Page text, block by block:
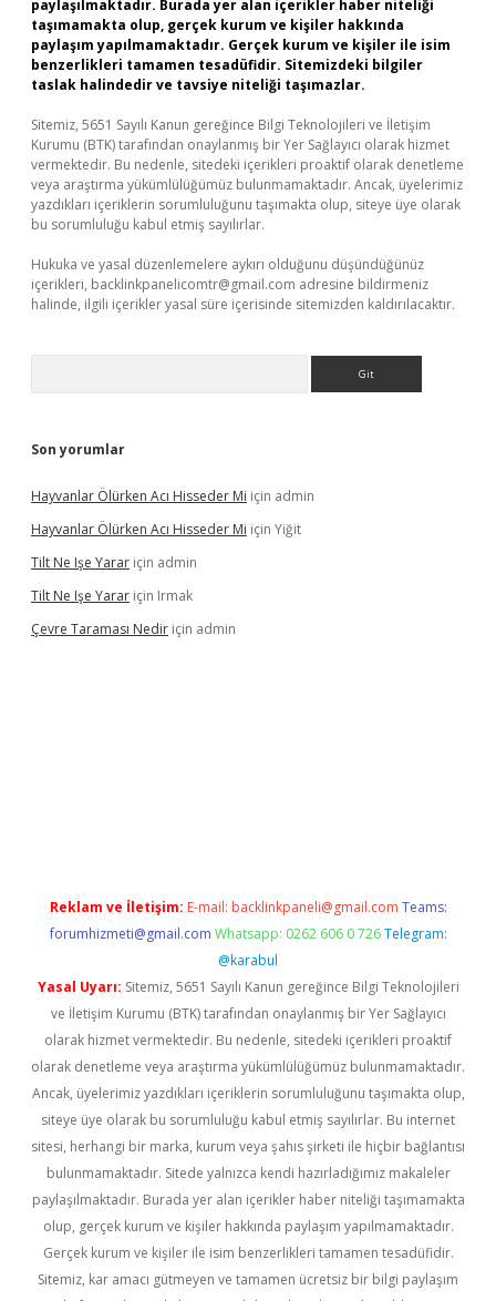
paylaşılmaktadır. Burada yer alan içerikler haber niteliği
taşımamakta olup, gerçek kurum ve kişiler hakkında
paylaşım yapılmamaktadır. Gerçek kurum ve kişiler ile isim
benzerlikleri tamamen tesadüfidir. Sitemizdeki bilgiler
taslak halindedir ve tavsiye niteliği taşımazlar.
Sitemiz, 5651 Sayılı Kanun gereğince Bilgi Teknolojileri ve İletişim
Kurumu (BTK) tarafından onaylanmış bir Yer Sağlayıcı olarak hizmet
vermektedir. Bu nedenle, sitedeki içerikleri proaktif olarak denetleme
veya araştırma yükümlülüğümüz bulunmamaktadır. Ancak, üyelerimiz
yazdıkları içeriklerin sorumluluğunu taşımakta olup, siteye üye olarak
bu sorumluluğu kabul etmiş sayılırlar.
Hukuka ve yasal düzenlemelere aykırı olduğunu düşündüğünüz
içerikleri, backlinkpanelicomtr@gmail.com adresine bildirmeniz
halinde, ilgili içerikler yasal süre içerisinde sitemizden kaldırılacaktır.
Son yorumlar
Hayvanlar Ölürken Acı Hisseder Mi için admin
Hayvanlar Ölürken Acı Hisseder Mi için Yiğit
Tilt Ne Işe Yarar için admin
Tilt Ne Işe Yarar için Irmak
Çevre Taraması Nedir için admin
Reklam ve İletişim: E-mail: backlinkpaneli@gmail.com Teams:
forumhizmeti@gmail.com Whatsapp: 0262 606 0 726 Telegram:
@karabul
Yasal Uyarı: Sitemiz, 5651 Sayılı Kanun gereğince Bilgi Teknolojileri
ve İletişim Kurumu (BTK) tarafından onaylanmış bir Yer Sağlayıcı
olarak hizmet vermektedir. Bu nedenle, sitedeki içerikleri proaktif
olarak denetleme veya araştırma yükümlülüğümüz bulunmamaktadır.
Ancak, üyelerimiz yazdıkları içeriklerin sorumluluğunu taşımakta olup,
siteye üye olarak bu sorumluluğu kabul etmiş sayılırlar. Bu internet
sitesi, herhangi bir marka, kurum veya şahıs şirketi ile hiçbir bağlantısı
bulunmamaktadır. Sitede yalnızca kendi hazırladığımız makaleler
paylaşılmaktadır. Burada yer alan içerikler haber niteliği taşımamakta
olup, gerçek kurum ve kişiler hakkında paylaşım yapılmamaktadır.
Gerçek kurum ve kişiler ile isim benzerlikleri tamamen tesadüfidir.
Sitemiz, kar amacı gütmeyen ve tamamen ücretsiz bir bilgi paylaşım